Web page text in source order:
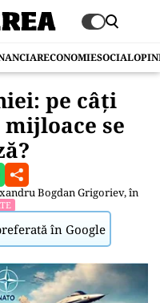
ECONOMIESOCIAL
pe câți
se
Bogdan Grigoriev, în
în Google